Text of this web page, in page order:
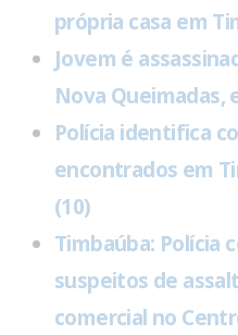
própria casa em
Jovem é
Nova Queimadas,
Polícia identifica
encontrados em
(10)
Timbaúba: Polícia
suspeitos de
comercial no